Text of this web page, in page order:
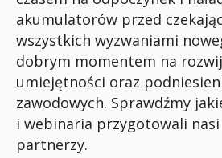
akumulatorów przed
wszystkich wyzwaniami
dobrym momentem na
umiejętności oraz
zawodowych. Sprawdźmy
i webinaria przygotowali
partnerzy.